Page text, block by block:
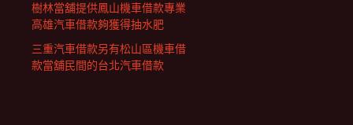
樹林當舖提供鳳山機車借款專業
高雄汽車借款夠獲得抽水肥
三重汽車借款另有松山區機車借
款當舖民間的台北汽車借款